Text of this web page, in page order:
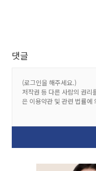
댓글